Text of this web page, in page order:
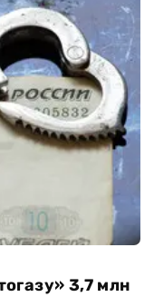
3,7 млн